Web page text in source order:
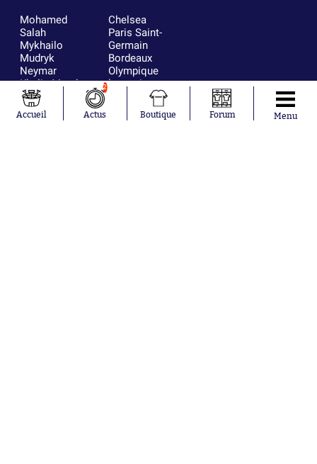
Mohamed
Salah
Mykhailo
Mudryk
Neymar
Khalis Merah
Loïs Openda
Moussa
Chelsea
Paris Saint-
Germain
Bordeaux
Olympique
lyonnais
Real Madrid
RC Strasbourg
Accueil
2
Actus Boutique Forum Menu